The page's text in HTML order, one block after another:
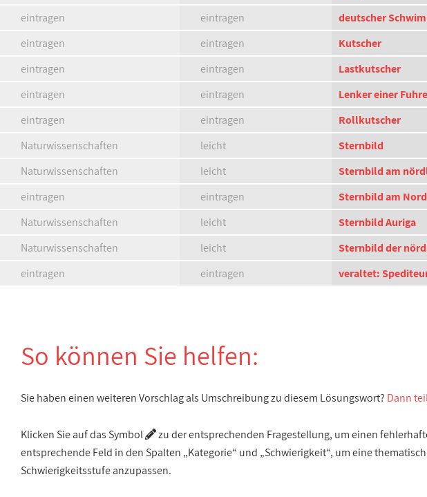
eintragen
eintragen
deutscher
eintragen
eintragen
Kutscher
eintragen
eintragen
Lastkutscher
eintragen
eintragen
Lenker einer
eintragen
eintragen
Rollkutscher
Naturwissenschaften
leicht
Sternbild
Naturwissenschaften
leicht
Sternbild am
eintragen
eintragen
Sternbild am
Naturwissenschaften
leicht
Sternbild Auriga
Naturwissenschaften
leicht
Sternbild der
eintragen
eintragen veraltet:
So können Sie helfen:
Sie haben einen weiteren Vorschlag als Umschreibung zu diesem Lösungswort? Dann
Klicken Sie auf das Symbol
zu der entsprechenden Fragestellung, um einen
entsprechende Feld in den Spalten „Kategorie“ und „Schwierigkeit“, um eine
Schwierigkeitsstufe anzupassen.